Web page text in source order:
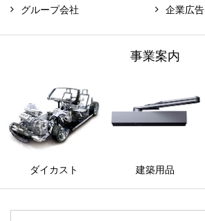
グループ会社
企業広告
事業案内
ダイカスト 建築用品